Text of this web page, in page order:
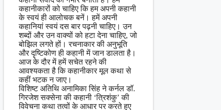
कहानीकारों को चाहिए कि हम अपनी कहानी
के स्वयं ही आलोचक बनें। हमें अपनी
कहानियां स्वयं दस बार पढ़नी चाहिए। उन
शब्दों और उन वाक्यों को हटा देना चाहिए, जो
बोझिल लगते हों। रचनाकार की अनुभूति
और दृष्टिकोण ही कहानी में जान डालता है।
आज के दौर में हमें सचेत रहने की
आवश्यकता है कि कहानीकार मूल कथा से
कहीं भटक न जाए।
विशिष्ट अतिथि अनामिका सिंह ने कर्नल डॉ.
गिरजेश सक्सेना की कहानी ‘त्रिशंकु’ की
विवेचना कथा तत्वों के आधार पर करते हुए